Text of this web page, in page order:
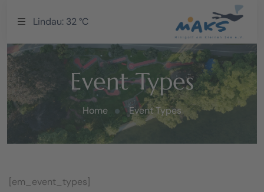
Lindau: 32 °C
Event Types
Home Event Types
[em_event_types]